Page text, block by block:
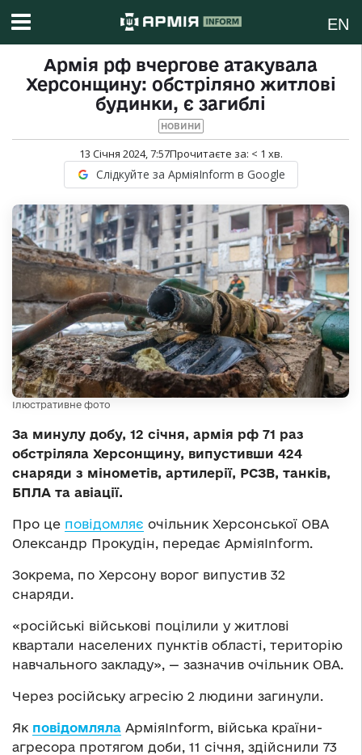
EN
Армія рф вчергове атакувала
Херсонщину: обстріляно житлові
будинки, є загиблі
НОВИНИ
13 Січня 2024, 7:57Прочитаєте за: < 1 хв.
Слідкуйте за АрміяInform в Google
Ілюстративне фото
За минулу добу, 12 січня, армія рф 71 раз
обстріляла Херсонщину, випустивши 424
снаряди з мінометів, артилерії, РСЗВ, танків,
БПЛА та авіації.
Про це повідомляє очільник Херсонської ОВА
Олександр Прокудін, передає АрміяInform.
Зокрема, по Херсону ворог випустив 32
снаряди.
«російські військові поцілили у житлові
квартали населених пунктів області, територію
навчального закладу», — зазначив очільник ОВА.
Через російську агресію 2 людини загинули.
Як повідомляла АрміяInform, війська країни-
агресора протягом доби, 11 січня, здійснили 73